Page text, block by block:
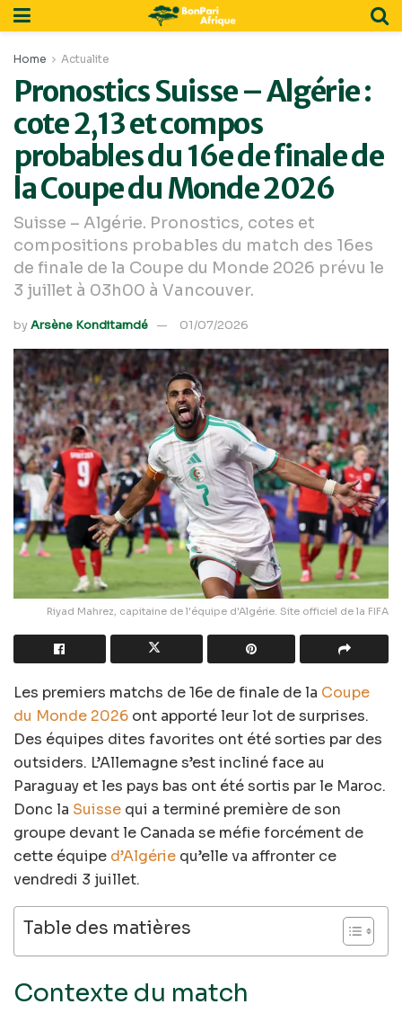
Home Actualite
Pronostics Suisse – Algérie :
cote 2,13 et compos
probables du 16e de finale de
la Coupe du Monde 2026
Suisse – Algérie. Pronostics, cotes et
compositions probables du match des 16es
de finale de la Coupe du Monde 2026 prévu le
3 juillet à 03h00 à Vancouver.
byArsène Konditamdé 01/07/2026
Riyad Mahrez, capitaine de l'équipe d'Algérie. Site officiel de la FIFA
Les premiers matchs de 16e de finale de la Coupe
du Monde 2026 ont apporté leur lot de surprises.
Des équipes dites favorites ont été sorties par des
outsiders. L’Allemagne s’est incliné face au
Paraguay et les pays bas ont été sortis par le Maroc.
Donc la Suisse qui a terminé première de son
groupe devant le Canada se méfie forcément de
cette équipe d’Algérie qu’elle va affronter ce
vendredi 3 juillet.
Table des matières
Contexte du match